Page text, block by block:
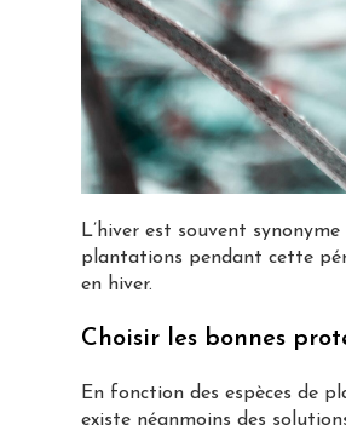
L’hiver est souvent
plantations pendant cette
en hiver.
Choisir les bonnes
En fonction des espèces de
existe néanmoins des